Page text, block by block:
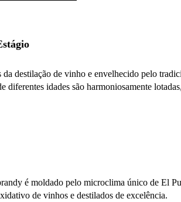
da destilação de vinho e envelhecido pelo
diferentes idades são harmoniosamente
é moldado pelo microclima único de El
de vinhos e destilados de excelência.